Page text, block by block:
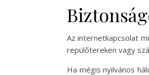
Az internetkapcsolat
repülőtereken vagy
Ha mégis nyilvános